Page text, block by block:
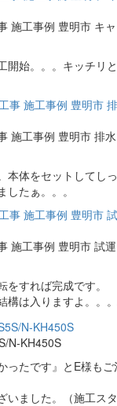
施工事例 豊明市 キャ
始。。。キッチリ
施工事例 豊明市 排水
本体をセットしてし
たぁ。。。
施工事例 豊明市 試運
すれば完成です。
構は入りますよ。。
N-KH450S
ったです』とE様もご
いました。（施工ス